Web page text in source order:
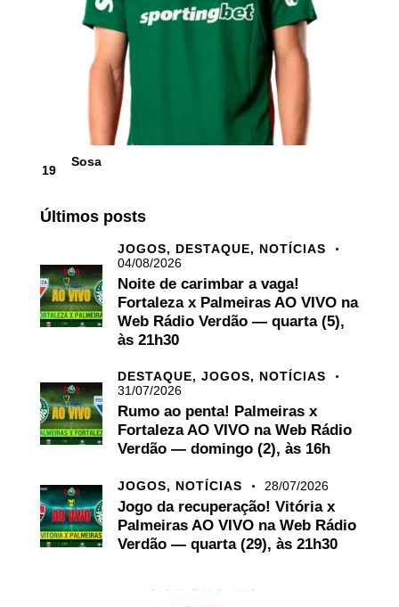
19
Sosa
Últimos posts
JOGOS, DESTAQUE, NOTÍCIAS
04/08/2026
Noite de carimbar a vaga!
Fortaleza x Palmeiras AO VIVO na
Web Rádio Verdão — quarta (5),
às 21h30
DESTAQUE, JOGOS, NOTÍCIAS
31/07/2026
Rumo ao penta! Palmeiras x
Fortaleza AO VIVO na Web Rádio
Verdão — domingo (2), às 16h
JOGOS, NOTÍCIAS 28/07/2026
Jogo da recuperação! Vitória x
Palmeiras AO VIVO na Web Rádio
Verdão — quarta (29), às 21h30